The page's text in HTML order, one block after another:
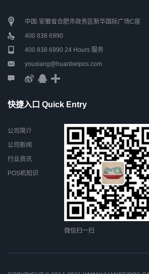
中国·安徽省合肥市政务区新华国际广场C座
400 838 6990
400 838 6990 24 Hours 服务
youxiang@huanbeipos.com
快捷入口 Quick Entry
公司简介
公司新闻
行业资讯
POS机知识
微信扫一扫